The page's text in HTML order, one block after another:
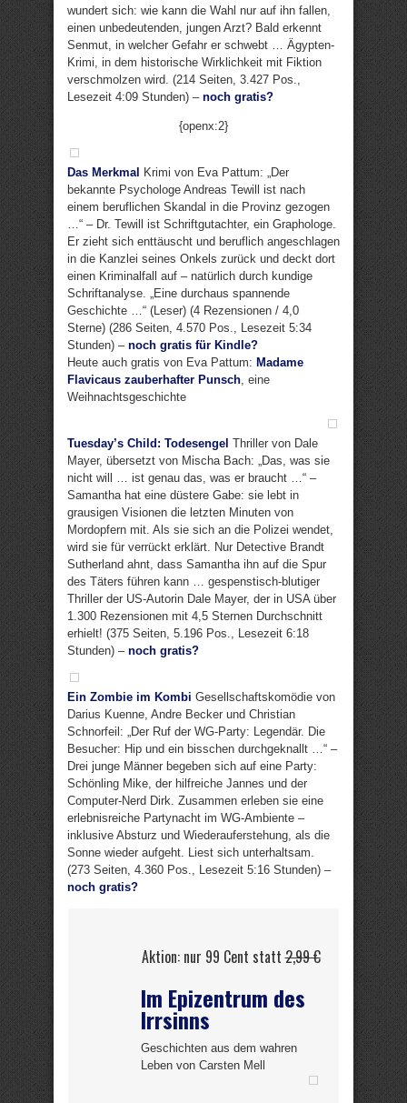
wundert sich: wie kann die Wahl nur auf ihn fallen,
einen unbedeutenden, jungen Arzt? Bald erkennt
Senmut, in welcher Gefahr er schwebt … Ägypten-
Krimi, in dem historische Wirklichkeit mit Fiktion
verschmolzen wird. (214 Seiten, 3.427 Pos.,
Lesezeit 4:09 Stunden) – noch gratis?
{openx:2}
Das Merkmal
Krimi von Eva Pattum: „Der
bekannte Psychologe Andreas Tewill ist nach
einem beruflichen Skandal in die Provinz gezogen
…“ – Dr. Tewill ist Schriftgutachter, ein Graphologe.
Er zieht sich enttäuscht und beruflich angeschlagen
in die Kanzlei seines Onkels zurück und deckt dort
einen Kriminalfall auf – natürlich durch kundige
Schriftanalyse. „Eine durchaus spannende
Geschichte …“ (Leser) (4 Rezensionen / 4,0
Sterne) (286 Seiten, 4.570 Pos., Lesezeit 5:34
Stunden) – noch gratis für Kindle?
Heute auch gratis von Eva Pattum: Madame
Flavicaus zauberhafter Punsch , eine
Weihnachtsgeschichte
Tuesday’s Child: Todesengel Thriller von Dale
Mayer, übersetzt von Mischa Bach: „Das, was sie
nicht will … ist genau das, was er braucht …“ –
Samantha hat eine düstere Gabe: sie lebt in
grausigen Visionen die letzten Minuten von
Mordopfern mit. Als sie sich an die Polizei wendet,
wird sie für verrückt erklärt. Nur Detective Brandt
Sutherland ahnt, dass Samantha ihn auf die Spur
des Täters führen kann … gespenstisch-blutiger
Thriller der US-Autorin Dale Mayer, der in USA über
1.300 Rezensionen mit 4,5 Sternen Durchschnitt
erhielt! (375 Seiten, 5.196 Pos., Lesezeit 6:18
Stunden) – noch gratis?
Ein Zombie im Kombi Gesellschaftskomödie von
Darius Kuenne, Andre Becker und Christian
Schnorfeil: „Der Ruf der WG-Party: Legendär. Die
Besucher: Hip und ein bisschen durchgeknallt …“ –
Drei junge Männer begeben sich auf eine Party:
Schönling Mike, der hilfreiche Jannes und der
Computer-Nerd Dirk. Zusammen erleben sie eine
erlebnisreiche Partynacht im WG-Ambiente –
inklusive Absturz und Wiederauferstehung, als die
Sonne wieder aufgeht. Liest sich unterhaltsam.
(273 Seiten, 4.360 Pos., Lesezeit 5:16 Stunden) –
noch gratis?
Aktion: nur 99 Cent statt2,99 €
Im Epizentrum des
Irrsinns
Geschichten aus dem wahren
Leben von Carsten Mell